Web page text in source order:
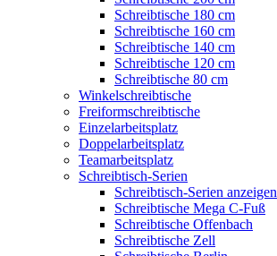
Schreibtische 180 cm
Schreibtische 160 cm
Schreibtische 140 cm
Schreibtische 120 cm
Schreibtische 80 cm
Winkelschreibtische
Freiformschreibtische
Einzelarbeitsplatz
Doppelarbeitsplatz
Teamarbeitsplatz
Schreibtisch-Serien
Schreibtisch-Serien anzeigen
Schreibtische Mega C-Fuß
Schreibtische Offenbach
Schreibtische Zell